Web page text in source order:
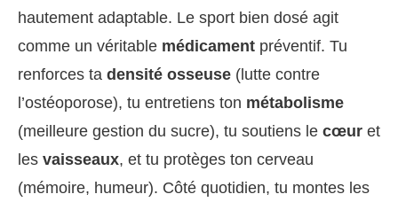
hautement adaptable. Le sport bien dosé agit
comme un véritable médicament préventif. Tu
renforces ta densité osseuse (lutte contre
l’ostéoporose), tu entretiens ton métabolisme
(meilleure gestion du sucre), tu soutiens le cœur et
les vaisseaux, et tu protèges ton cerveau
(mémoire, humeur). Côté quotidien, tu montes les